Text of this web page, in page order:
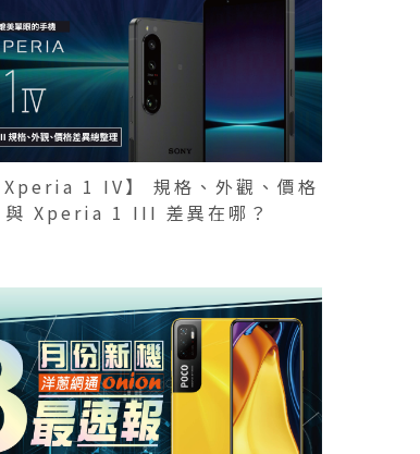
Xperia 1 IV】 規格、外觀、價格
與 Xperia 1 III 差異在哪？